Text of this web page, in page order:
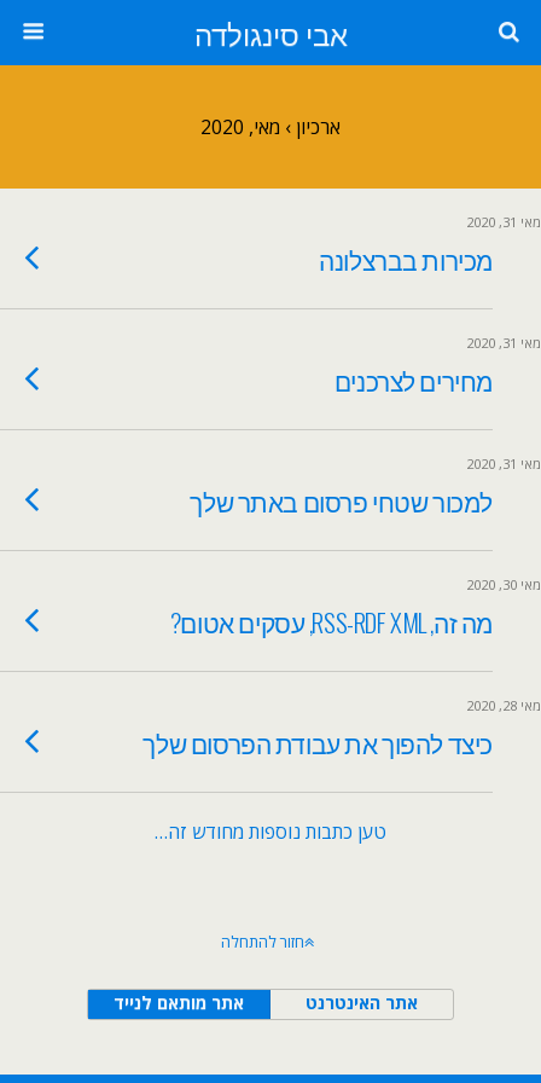
אבי סינגולדה
ארכיון › מאי, 2020
מאי 31, 2020
מכירות בברצלונה
מאי 31, 2020
מחירים לצרכנים
מאי 31, 2020
למכור שטחי פרסום באתר שלך
מאי 30, 2020
מה זה, RSS-RDF XML, עסקים אטום?
מאי 28, 2020
כיצד להפוך את עבודת הפרסום שלך
טען כתבות נוספות מחודש זה…
חזור להתחלה
אתר מותאם לנייד אתר האינטרנט